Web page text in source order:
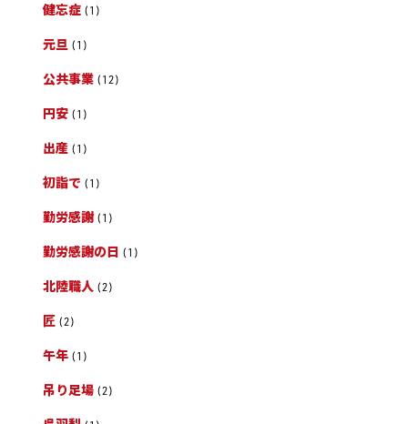
健忘症 (1)
元旦 (1)
公共事業 (12)
円安 (1)
出産 (1)
初詣で (1)
勤労感謝(1)
勤労感謝の日 (1)
北陸職人 (2)
匠 (2)
午年 (1)
吊り足場 (2)